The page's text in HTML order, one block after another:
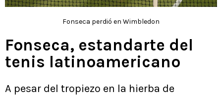
Fonseca perdió en Wimbledon
Fonseca, estandarte del
tenis latinoamericano
A pesar del tropiezo en la hierba de